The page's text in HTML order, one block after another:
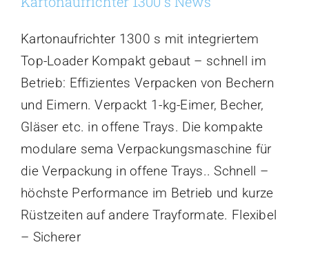
Kartonaufrichter 1300 s mit integriertem
Top-Loader Kompakt gebaut – schnell im
Betrieb: Effizientes Verpacken von Bechern
und Eimern. Verpackt 1-kg-Eimer, Becher,
Gläser etc. in offene Trays. Die kompakte
modulare sema Verpackungsmaschine für
die Verpackung in offene Trays.. Schnell –
höchste Performance im Betrieb und kurze
Rüstzeiten auf andere Trayformate. Flexibel
– Sicherer